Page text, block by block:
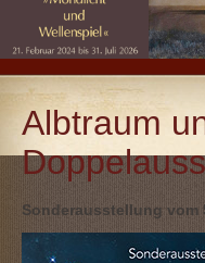
Albtraum
Sonderausstellung vom